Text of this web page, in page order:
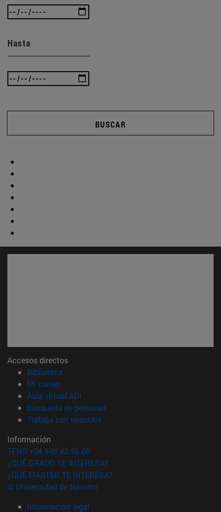
Hasta
BUSCAR
Accesos directos
Biblioteca
Mi correo(abre en nueva ventana)
Aula virtual ADI
Búsqueda de personas(abre en nueva ventana)
Trabaja con nosotros(abre en nueva ventana)
Información
TFNO +34 948 42 56 00
¿QUÉ GRADO TE INTERESA?
¿QUÉ MÁSTER TE INTERESA?
© Universidad de Navarra
Información legal